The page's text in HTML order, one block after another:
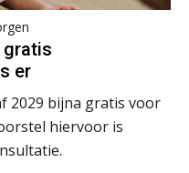
gratis
er
2029 bijna gratis voor
hiervoor is
Online Vakopleiding Payroll Services (VPS)